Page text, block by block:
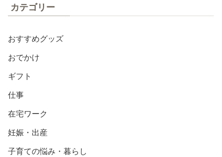
カテゴリー
おすすめグッズ
おでかけ
ギフト
仕事
在宅ワーク
妊娠・出産
子育ての悩み・暮らし